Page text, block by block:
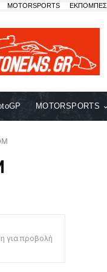
MOTORSPORTS ΕΚΠΟΜΠΕΣ
MOTORSPORTS
για προβολή